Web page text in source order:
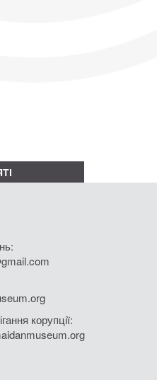
корупції: